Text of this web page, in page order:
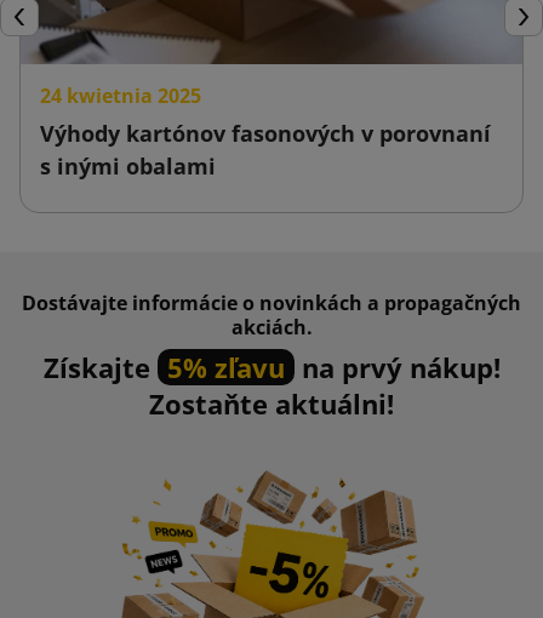
Späť
24 kwietnia 2025
Výhody kartónov fasonových v porovnaní
s inými obalami
Dostávajte informácie o novinkách a propagačných
akciách.
Získajte 5% zľavu na prvý nákup!
Zostaňte aktuálni!